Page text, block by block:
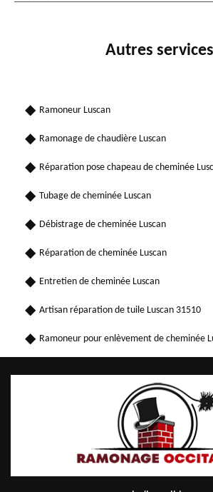
Autres services
Ramoneur Luscan
Ramonage de chaudière Luscan
Réparation pose chapeau de cheminée
Tubage de cheminée Luscan
Débistrage de cheminée Luscan
Réparation de cheminée Luscan
Entretien de cheminée Luscan
Artisan réparation de tuile Luscan 31510
Ramoneur pour enlèvement de cheminée